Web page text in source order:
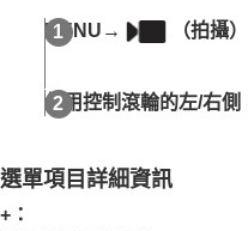
拍攝自拍視訊和vlog
被攝體辨識AF
使用對焦功能
選取ISO感光度
白平衡
MENU → （拍攝
使用控制滾輪的左/右側
選單項目詳細資訊
+：